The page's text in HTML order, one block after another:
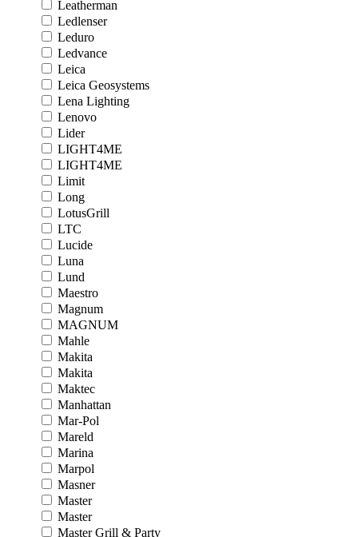
Leatherman
Ledlenser
Leduro
Ledvance
Leica
Leica Geosystems
Lena Lighting
Lenovo
Lider
LIGHT4ME
LIGHT4ME
Limit
Long
LotusGrill
LTC
Lucide
Luna
Lund
Maestro
Magnum
MAGNUM
Mahle
Makita
Makita
Maktec
Manhattan
Mar-Pol
Mareld
Marina
Marpol
Masner
Master
Master
Master Grill & Party